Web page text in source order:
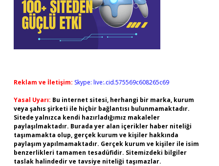
Reklam ve İletişim: Skype: live:.cid.575569c608265c69
Yasal Uyarı: Bu internet sitesi, herhangi bir marka, kurum
veya şahıs şirketi ile hiçbir bağlantısı bulunmamaktadır.
Sitede yalnızca kendi hazırladığımız makaleler
paylaşılmaktadır. Burada yer alan içerikler haber niteliği
taşımamakta olup, gerçek kurum ve kişiler hakkında
paylaşım yapılmamaktadır. Gerçek kurum ve kişiler ile isim
benzerlikleri tamamen tesadüfidir. Sitemizdeki bilgiler
taslak halindedir ve tavsiye niteliği taşımazlar.